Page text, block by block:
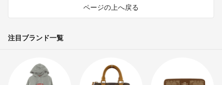
ページの上へ戻る
注目ブランド一覧